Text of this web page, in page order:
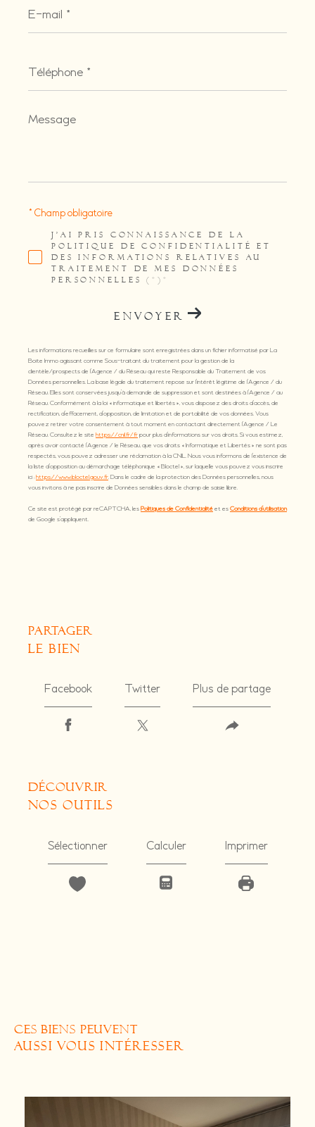
mail
*
*
Message
*
J'AI PRIS CONNAISSANCE DE LA
POLITIQUE DE CONFIDENTIALITÉ ET
DES INFORMATIONS RELATIVES AU
TRAITEMENT DE MES DONNÉES
PERSONNELLES (*)*
* Champ obligatoire
ENVOYER
Les informations recueillies sur ce formulaire sont enregistrées dans un fichier informatisé par La
Boite Immo agissant comme Sous-traitant du traitement pour la gestion de la
clientèle/prospects de l'Agence / du Réseau qui reste Responsable du Traitement de vos
Données personnelles. La base légale du traitement repose sur l'intérêt légitime de l'Agence / du
Réseau. Elles sont conservées jusqu'à demande de suppression et sont destinées à l'Agence / au
Réseau. Conformément à la loi « informatique et libertés », vous disposez des droits d’accès, de
rectification, d’effacement, d’opposition, de limitation et de portabilité de vos données. Vous
pouvez retirer votre consentement à tout moment en contactant directement l’Agence / Le
Réseau. Consultez le site https://cnil.fr/frpour plus d’informations sur vos droits. Si vous estimez,
après avoir contacté l'Agence / le Réseau, que vos droits « Informatique et Libertés » ne sont pas
respectés, vous pouvez adresser une réclamation à la CNIL. Nous vous informons de l’existence de
la liste d'opposition au démarchage téléphonique « Bloctel », sur laquelle vous pouvez vous inscrire
ici :https://www.bloctel.gouv.fr. Dans le cadre de la protection des Données personnelles, nous
vous invitons à ne pas inscrire de Données sensibles dans le champ de saisie libre.
Ce site est protégé par reCAPTCHA, lesPolitiques de Confidentialitéet esConditions d'utilisation
de Google s'appliquent.
partager
le bien
Facebook Twitter Plus de partage
découvrir
nos outils
Sélectionner Calculer Imprimer
CES BIENS PEUVENT
AUSSI VOUS INTÉRESSER